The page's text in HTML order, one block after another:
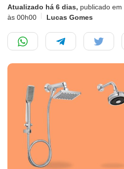
Atualizado há 6 dias, publicado em
às 00h00
Lucas Gomes